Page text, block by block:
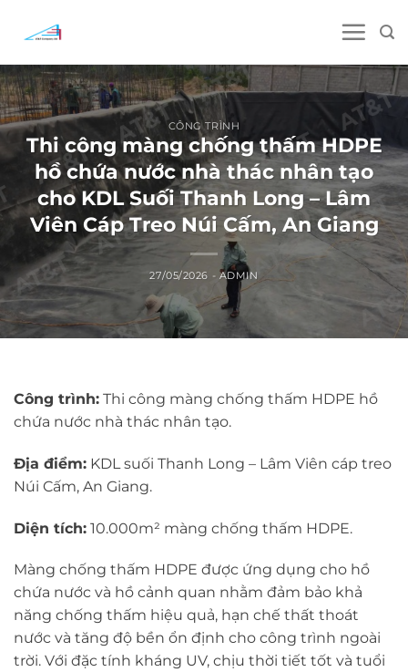
CÔNG TRÌNH
Thi công màng chống thấm HDPE
hồ chứa nước nhà thác nhân tạo
cho KDL Suối Thanh Long – Lâm
Viên Cáp Treo Núi Cấm, An Giang
27/05/2026 - ADMIN
Công trình: Thi công màng chống thấm HDPE hồ
chứa nước nhà thác nhân tạo.
Địa điểm: KDL suối Thanh Long – Lâm Viên cáp treo
Núi Cấm, An Giang.
Diện tích: 10.000m² màng chống thấm HDPE.
Màng chống thấm HDPE được ứng dụng cho hồ
chứa nước và hồ cảnh quan nhằm đảm bảo khả
năng chống thấm hiệu quả, hạn chế thất thoát
nước và tăng độ bền ổn định cho công trình ngoài
trời. Với đặc tính kháng UV, chịu thời tiết tốt và tuổi